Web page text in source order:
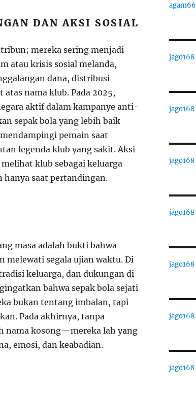
DAN AKSI SOSIAL
mereka sering menjadi
atau krisis sosial melanda,
dana, distribusi
nama klub. Pada 2025,
aktif dalam kampanye anti-
sepak bola yang lebih baik
pemain saat
legenda klub yang sakit. Aksi
klub sebagai keluarga
hanya saat pertandingan.
masa adalah bukti bahwa
melewati segala ujian waktu. Di
keluarga, dan dukungan di
bahwa sepak bola sejati
bukan tentang imbalan, tapi
Pada akhirnya, tanpa
nama kosong—mereka lah yang
emosi, dan keabadian.
agam66
jago168
jago168
jago168
jago168
jago168
jago168
jago168